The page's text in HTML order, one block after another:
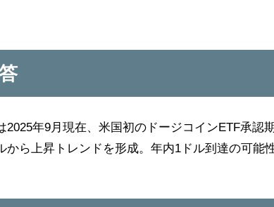
2025年9月現在、米国初のドージコインETF承認
から上昇トレンドを形成。年内1ドル到達の可能